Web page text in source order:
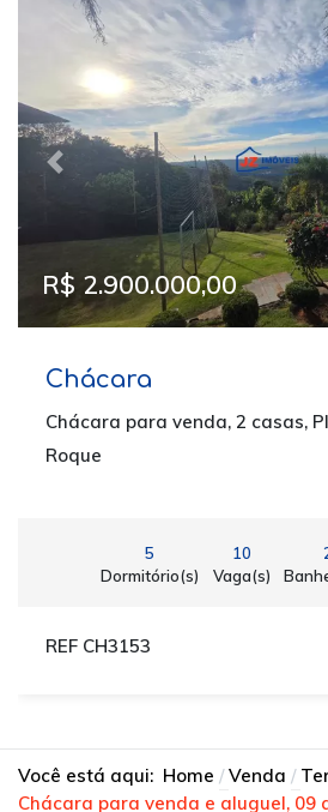
Previous
R$ 2.900.000,00
Chácara
Chácara para venda, 2 casas,
Roque
5
Dormitório(s)
10
Vaga(s)
REF CH3153
Você está aqui: Home Venda
Chácara para venda e aluguel, 09